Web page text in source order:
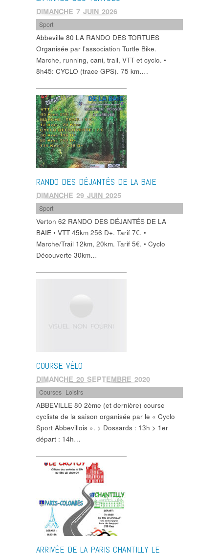
DIMANCHE 7 JUIN 2026
Sport
Abbeville 80 LA RANDO DES TORTUES
Organisée par l’association Turtle Bike.
Marche, running, cani, trail, VTT et cyclo. •
8h45: CYCLO (trace GPS). 75 km….
RANDO DES DÉJANTÉS DE LA BAIE
DIMANCHE 29 JUIN 2025
Sport
Verton 62 RANDO DES DÉJANTÉS DE LA
BAIE • VTT 45km 256 D+. Tarif 7€. •
Marche/Trail 12km, 20km. Tarif 5€. • Cyclo
Découverte 30km…
COURSE VÉLO
DIMANCHE 20 SEPTEMBRE 2020
Courses Loisirs
ABBEVILLE 80 2ème (et dernière) course
cycliste de la saison organisée par le « Cyclo
Sport Abbevillois ». > Dossards : 13h > 1er
départ : 14h…
ARRIVÉE DE LA PARIS CHANTILLY LE